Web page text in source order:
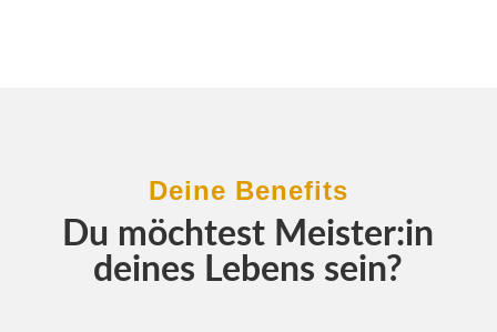
Deine Benefits
Du möchtest Meister:in
deines Lebens sein?